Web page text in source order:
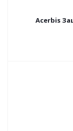
Acerbis